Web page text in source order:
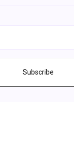
Subscribe